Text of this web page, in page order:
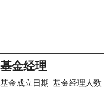
基金经理
基金成立日期 基金经理人数